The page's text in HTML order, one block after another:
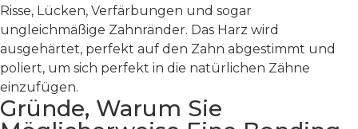
Risse, Lücken, Verfärbungen und sogar
ungleichmäßige Zahnränder. Das Harz wird
ausgehärtet, perfekt auf den Zahn abgestimmt und
poliert, um sich perfekt in die natürlichen Zähne
einzufügen.
Gründe, Warum Sie